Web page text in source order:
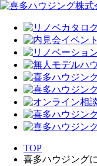
TOP
喜多ハウジング